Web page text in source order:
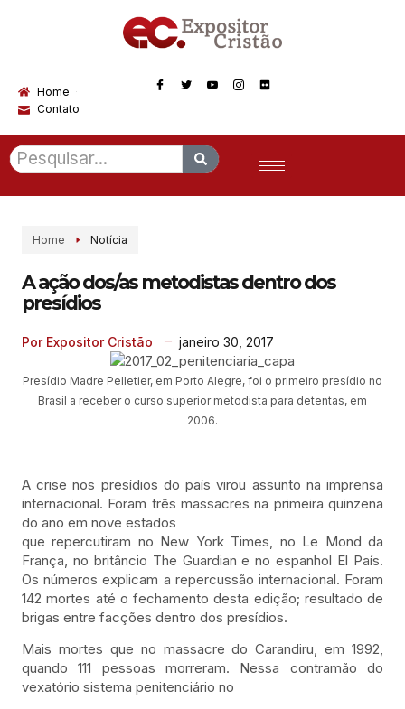
Home
Contato
Home Notícia
A ação dos/as metodistas dentro dos
presídios
Por Expositor Cristão janeiro 30, 2017
Presídio Madre Pelletier, em Porto Alegre, foi o primeiro presídio no
Brasil a receber o curso superior metodista para detentas, em
2006.
A crise nos presídios do país virou assunto na imprensa
internacional. Foram três massacres na primeira quinzena
do ano em nove estados
que repercutiram no New York Times, no Le Mond da
França, no britâncio The Guardian e no espanhol El País.
Os números explicam a repercussão internacional. Foram
142 mortes até o fechamento desta edição; resultado de
brigas entre facções dentro dos presídios.
Mais mortes que no massacre do Carandiru, em 1992,
quando 111 pessoas morreram. Nessa contramão do
vexatório sistema penitenciário no